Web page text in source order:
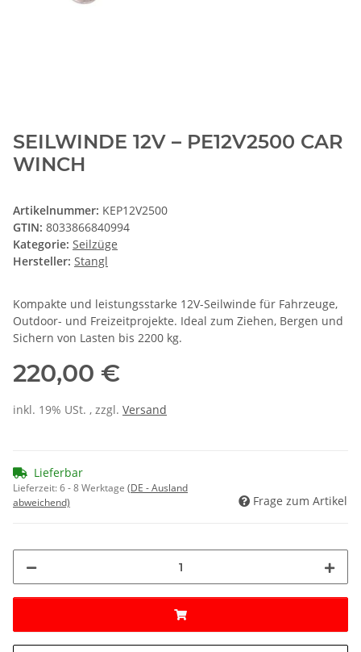
SEILWINDE 12V – PE12V2500 CAR
WINCH
Artikelnummer: KEP12V2500
GTIN: 8033866840994
Kategorie: Seilzüge
Hersteller: Stangl
Kompakte und leistungsstarke 12V-Seilwinde für Fahrzeuge,
Outdoor- und Freizeitprojekte. Ideal zum Ziehen, Bergen und
Sichern von Lasten bis 2200 kg.
220,00 €
inkl. 19% USt. , zzgl. Versand
Lieferbar
Lieferzeit:6 - 8 Werktage (DE - Ausland
abweichend)
Frage zum Artikel